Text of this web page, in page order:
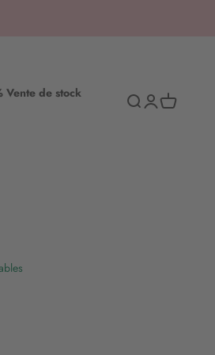
Vente de stock
Recherche
S'inscrire
Panier